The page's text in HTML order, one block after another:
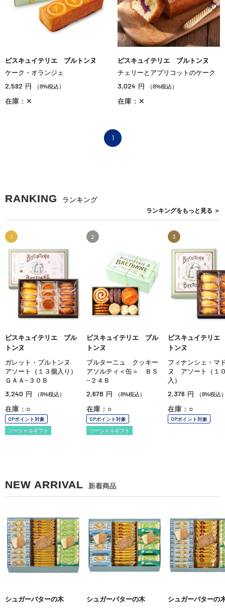
ビスキュイテリエ ブルトンヌ
ケーク・オランジェ
2,592 円 （8%税込）
在庫：✕
ビスキュイテリエ ブルトンヌ
チェリーとアプリコットのケーク
3,024 円 （8%税込）
在庫：✕
1
RANKING ランキング
ランキングをもっと見る ＞
1
ビスキュイテリエ ブル
トンヌ
ガレット・ブルトンヌ
アソート（１３個入り）
ＧＡＡ−３０Ｂ
3,240 円 （8%税込）
在庫：○
OPポイント対象
ソーシャルギフト
2
ビスキュイテリエ ブル
トンヌ
ブルターニュ クッキー
アソルティ＜缶＞ ＢＳ
−２４Ｂ
2,678 円 （8%税込）
在庫：○
OPポイント対象
ソーシャルギフト
3
ビスキュイテリ
トンヌ
フィナンシェ・マ
ヌ アソート（１
入）
2,376 円 （8%税込
在庫：○
OPポイント対象
NEW ARRIVAL 新着商品
シュガーバターの木
シュガーバターの木
シュガーバターの